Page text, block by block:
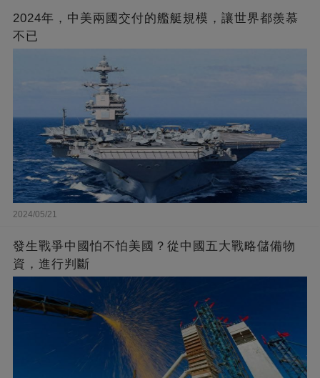
2024年，中美兩國交付的艦艇規模，讓世界都羨慕
不已
2024/05/21
發生戰爭中國怕不怕美國？從中國五大戰略儲備物
資，進行判斷